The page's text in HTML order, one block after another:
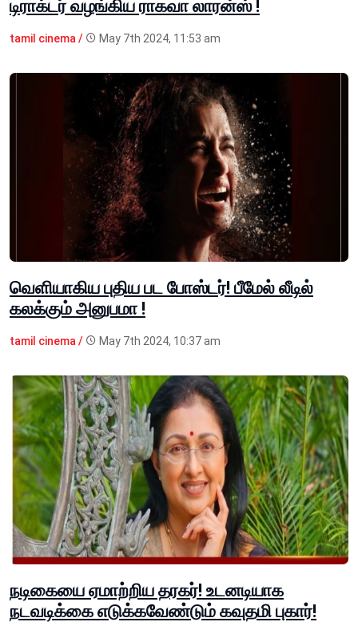
டிராக்டர் வழங்கிய ராகவா லாரன்ஸ் !
tamil cinema / May 7th 2024, 11:53 am
வெளியாகிய புதிய பட போஸ்டர்! பீமேல் லீடில்
கலக்கும் அனுபமா !
tamil cinema / May 7th 2024, 10:37 am
நடிகையை ஏமாற்றிய தரகர்! உடனடியாக
நடவடிக்கை எடுக்கவேண்டும் கவுதமி புகார்!